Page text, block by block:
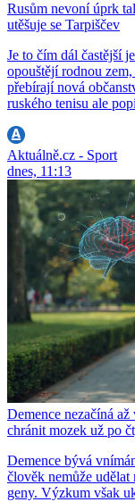
Rusům nevoní úprk
utěšuje se Tarpiščev
Je to čím dál častější
opouštějí rodnou
přebírají nová
ruského tenisu ale
Aktuálně.cz - Sport
dnes, 11:13
Demence nezačíná
chránit mozek už po
Demence bývá
člověk nemůže
geny. Výzkum však